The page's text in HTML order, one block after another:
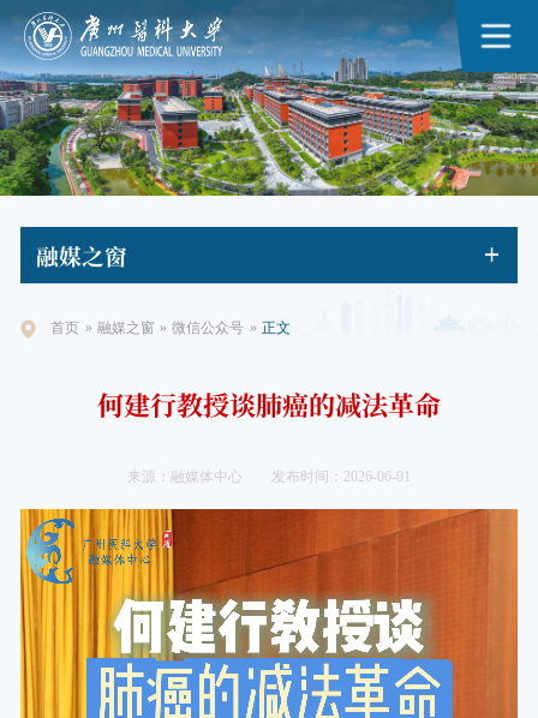
融媒之窗
首页 » 融媒之窗 » 微信公众号 » 正文
何建行教授谈肺癌的减法革命
来源：融媒体中心 发布时间：2026-06-01